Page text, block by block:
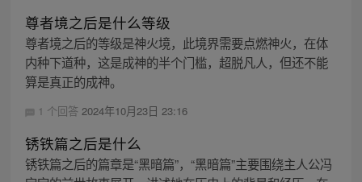
尊者境之后是什么等级
尊者境之后的等级是神火境，此境界需要点燃神火，在体
内种下道种，这是成神的半个门槛，超脱凡人，但还不能
算是真正的成神。
1 个回答 2024年10月23日 23:16
锈铁篇之后是什么
锈铁篇之后的篇章是“黑暗篇”，“黑暗篇”主要围绕主人公冯